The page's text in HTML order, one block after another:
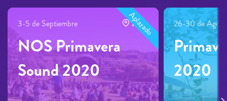
Aplazado
3-5 de Septiembre Porto
NOS Primavera
Sound 2020
26-30 de
2020